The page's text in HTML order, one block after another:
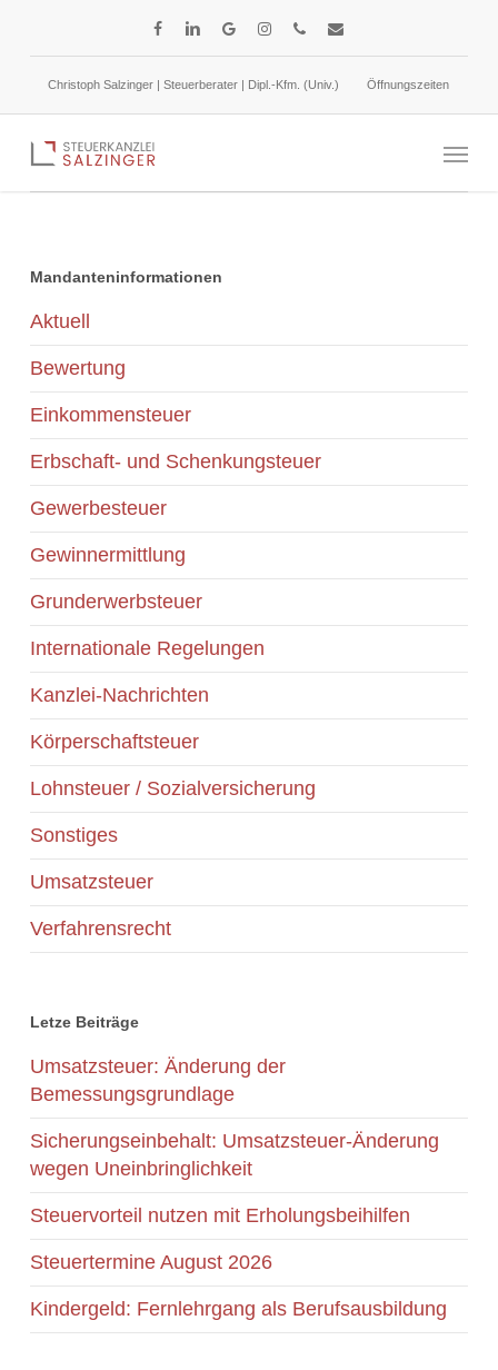
content
facebooklinkedingoogle-instagramphone email
Christoph Salzinger | Steuerberater | Dipl.-Kfm. (Univ.) Öffnungszeiten
Menu
Mandanteninformationen
Aktuell
Bewertung
Einkommensteuer
Erbschaft- und Schenkungsteuer
Gewerbesteuer
Gewinnermittlung
Grunderwerbsteuer
Internationale Regelungen
Kanzlei-Nachrichten
Körperschaftsteuer
Lohnsteuer / Sozialversicherung
Sonstiges
Umsatzsteuer
Verfahrensrecht
Letze Beiträge
Umsatzsteuer: Änderung der
Bemessungsgrundlage
Sicherungseinbehalt: Umsatzsteuer-Änderung
wegen Uneinbringlichkeit
Steuervorteil nutzen mit Erholungsbeihilfen
Steuertermine August 2026
Kindergeld: Fernlehrgang als Berufsausbildung